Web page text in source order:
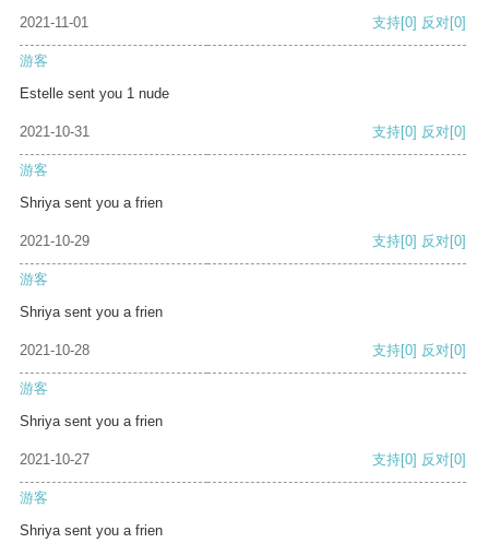
2021-11-01 支持[0] 反对[0]
游客
Estelle sent you 1 nude
2021-10-31 支持[0] 反对[0]
游客
Shriya sent you a frien
2021-10-29 支持[0] 反对[0]
游客
Shriya sent you a frien
2021-10-28 支持[0] 反对[0]
游客
Shriya sent you a frien
2021-10-27 支持[0] 反对[0]
游客
Shriya sent you a frien